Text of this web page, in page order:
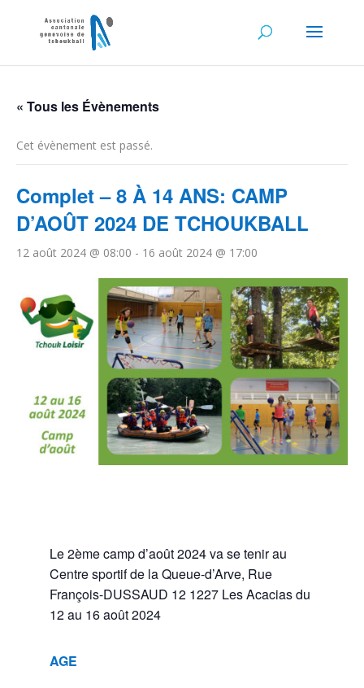
« Tous les Évènements
Cet évènement est passé.
Complet – 8 À 14 ANS: CAMP
D’AOÛT 2024 DE TCHOUKBALL
12 août 2024 @ 08:00 - 16 août 2024 @ 17:00
Le 2ème camp d’août 2024 va se tenir au
Centre sportif de la Queue-d’Arve, Rue
François-DUSSAUD 12 1227 Les Acaciasdu
12 au 16 août 2024
AGE